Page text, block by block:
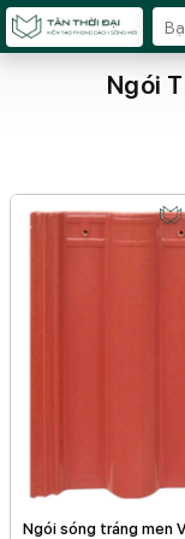
Ngói
Ngói sóng tráng men